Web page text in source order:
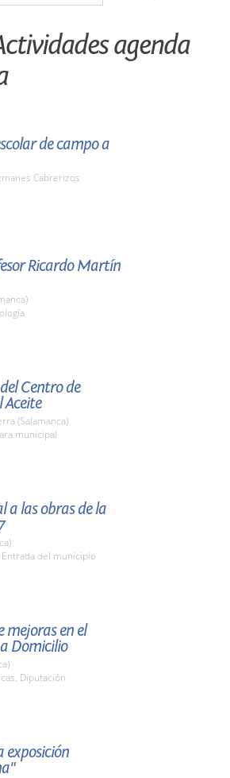
agenda
de campo a
Cabrerizos
Ricardo Martín
Centro de
(Salamanca)
municipal
a las obras de la
del municipio
mejoras en el
Domicilio
Diputación
exposición